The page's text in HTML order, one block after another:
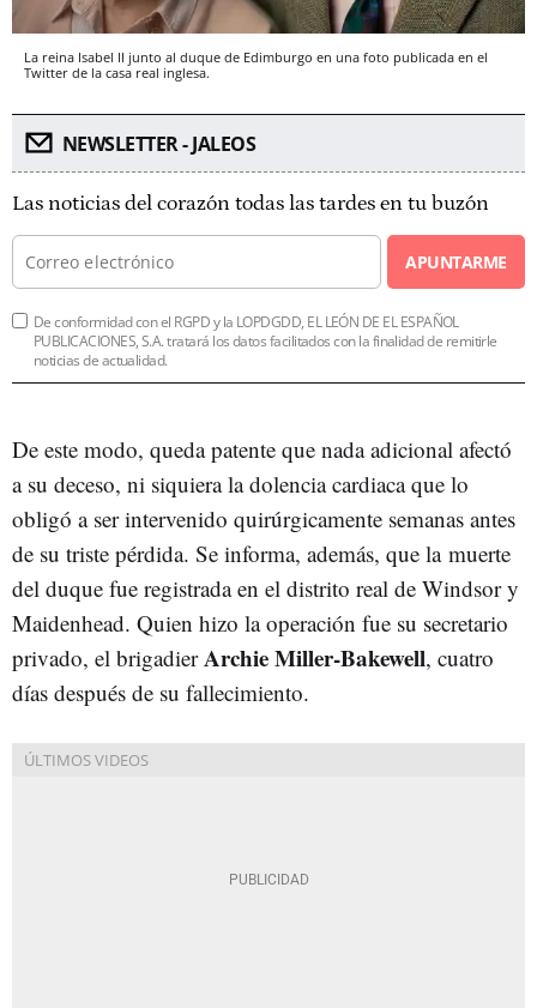
La reina Isabel II junto al duque de Edimburgo en una foto publicada en el
Twitter de la casa real inglesa.
NEWSLETTER - JALEOS
Las noticias del corazón todas las tardes en tu buzón
APUNTARME
De conformidad con el RGPD y la LOPDGDD, EL LEÓN DE EL ESPAÑOL
PUBLICACIONES, S.A. tratará los datos facilitados con la finalidad de remitirle
noticias de actualidad.
De este modo, queda patente que nada adicional afectó
a su deceso, ni siquiera la dolencia cardiaca que lo
obligó a ser intervenido quirúrgicamente semanas antes
de su triste pérdida. Se informa, además, que la muerte
del duque fue registrada en el distrito real de Windsor y
Maidenhead. Quien hizo la operación fue su secretario
privado, el brigadierArchie Miller-Bakewell, cuatro
días después de su fallecimiento.